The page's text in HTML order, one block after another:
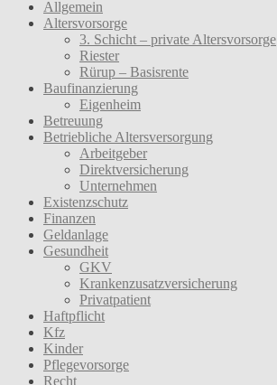
Allgemein
Altersvorsorge
3. Schicht – private Altersvorsorge
Riester
Rürup – Basisrente
Baufinanzierung
Eigenheim
Betreuung
Betriebliche Altersversorgung
Arbeitgeber
Direktversicherung
Unternehmen
Existenzschutz
Finanzen
Geldanlage
Gesundheit
GKV
Krankenzusatzversicherung
Privatpatient
Haftpflicht
Kfz
Kinder
Pflegevorsorge
Recht